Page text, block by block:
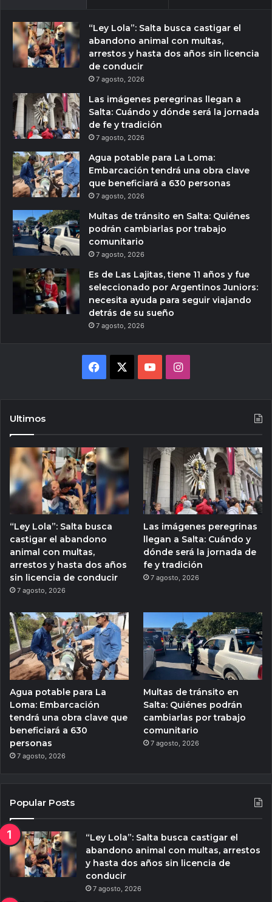
“Ley Lola”: Salta busca castigar el
abandono animal con multas,
arrestos y hasta dos años sin licencia
de conducir
7 agosto, 2026
Las imágenes peregrinas llegan a
Salta: Cuándo y dónde será la jornada
de fe y tradición
7 agosto, 2026
Agua potable para La Loma:
Embarcación tendrá una obra clave
que beneficiará a 630 personas
7 agosto, 2026
Multas de tránsito en Salta: Quiénes
podrán cambiarlas por trabajo
comunitario
7 agosto, 2026
Es de Las Lajitas, tiene 11 años y fue
seleccionado por Argentinos Juniors:
necesita ayuda para seguir viajando
detrás de su sueño
7 agosto, 2026
Facebook YouTubeInstagram
Ultimos
“Ley Lola”: Salta busca
castigar el abandono
animal con multas,
arrestos y hasta dos años
sin licencia de conducir
7 agosto, 2026
Las imágenes peregrinas
llegan a Salta: Cuándo y
dónde será la jornada de
fe y tradición
7 agosto, 2026
Agua potable para La
Loma: Embarcación
tendrá una obra clave que
beneficiará a 630
personas
7 agosto, 2026
Multas de tránsito en
Salta: Quiénes podrán
cambiarlas por trabajo
comunitario
7 agosto, 2026
Popular Posts
“Ley Lola”: Salta busca castigar el
abandono animal con multas, arrestos
y hasta dos años sin licencia de
conducir
7 agosto, 2026